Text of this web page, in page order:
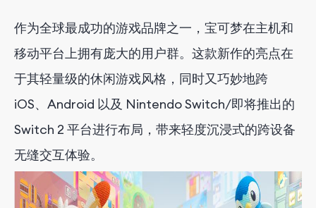
作为全球最成功的游戏品牌之一，宝可梦在主机和
移动平台上拥有庞大的用户群。这款新作的亮点在
于其轻量级的休闲游戏风格，同时又巧妙地跨
iOS、Android 以及 Nintendo Switch/即将推出的
Switch 2 平台进行布局，带来轻度沉浸式的跨设备
无缝交互体验。